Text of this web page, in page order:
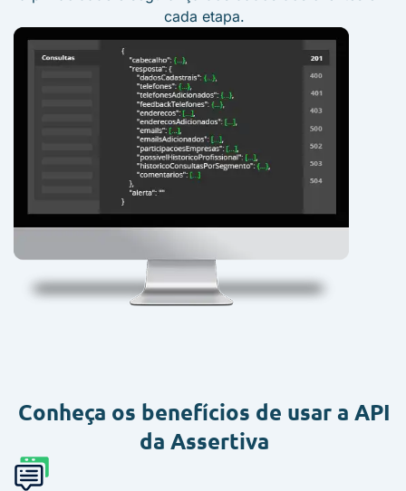
cada etapa.
Conheça os benefícios de usar a API
da Assertiva